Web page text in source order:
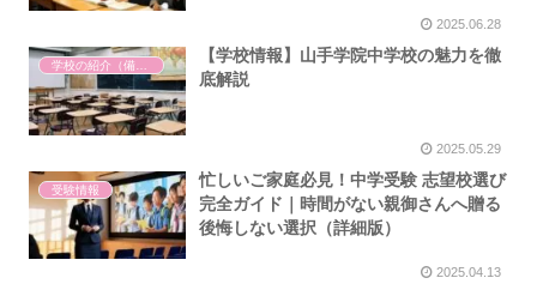
2025.06.28
【学校情報】山手学院中学校の魅力を徹
底解説
2025.05.29
受験情報
忙しいご家庭必見！中学受験 志望校選び
完全ガイド｜時間がない親御さんへ贈る
後悔しない選択（詳細版）
2025.04.13